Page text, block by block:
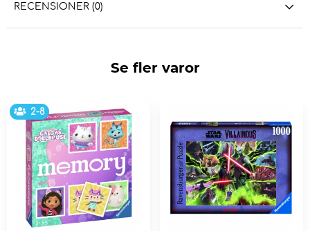
RECENSIONER (0)
Se fler varor
2-8